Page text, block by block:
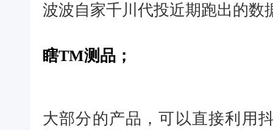
波波自家千川代投近期跑出的数
瞎TM测品；
大部分的产品，可以直接利用